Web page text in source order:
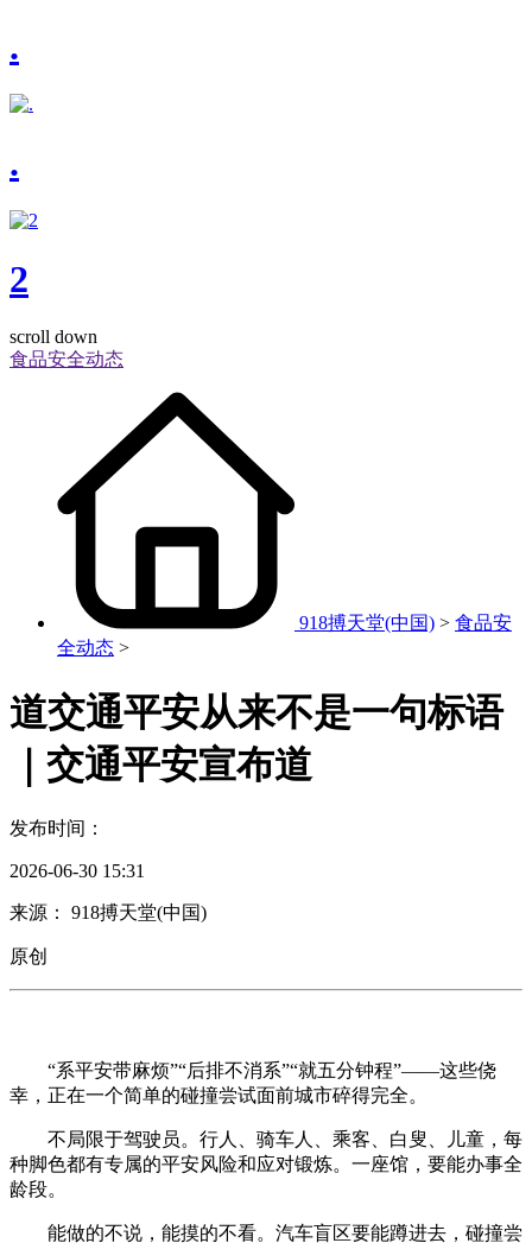
.
.
2
scroll down
食品安全动态
918搏天堂(中国) > 食品安
全动态 >
道交通平安从来不是一句标语
｜交通平安宣布道
发布时间：
2026-06-30 15:31
来源： 918搏天堂(中国)
原创
“系平安带麻烦”“后排不消系”“就五分钟程”——这些侥
幸，正在一个简单的碰撞尝试面前城市碎得完全。
不局限于驾驶员。行人、骑车人、乘客、白叟、儿童，每
种脚色都有专属的平安风险和应对锻炼。一座馆，要能办事全
龄段。
能做的不说，能摸的不看。汽车盲区要能蹲进去，碰撞尝